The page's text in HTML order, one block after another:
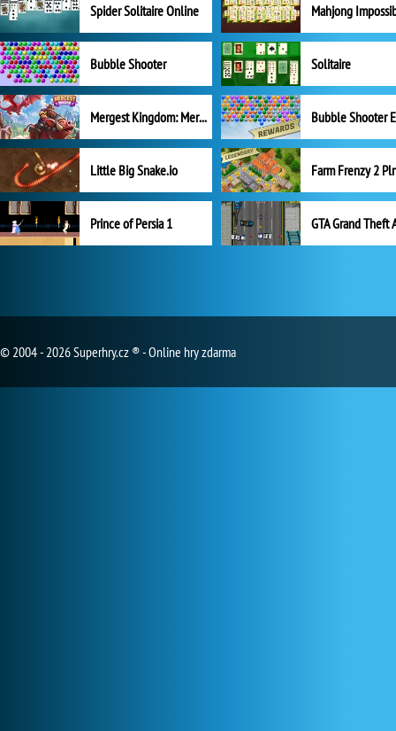
Spider Solitaire Online Mahjong
Bubble Shooter Solitaire
Mergest Kingdom: Merge Puzzle
Little Big Snake.io
Prince of Persia 1 GTA Grand Theft
© 2004 - 2026 Superhry.cz ® - Online hry zdarma